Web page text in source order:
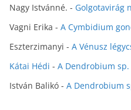
Nagy Istvánné. - Golgotavirág
Vagni Erika - A Cymbidium
Eszterzimanyi - A Vénusz
Kátai Hédi - A Dendrobium
István Balikó - A Dendrobium